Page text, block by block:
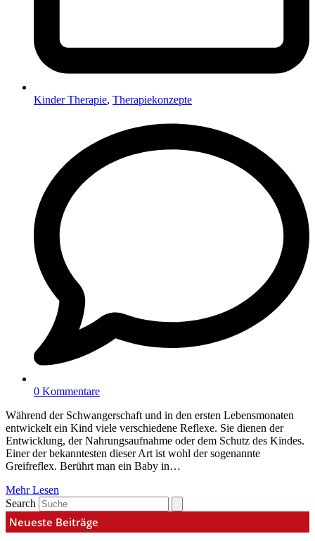
Kinder Therapie, Therapiekonzepte
0 Kommentare
Während der Schwangerschaft und in den ersten Lebensmonaten
entwickelt ein Kind viele verschiedene Reflexe. Sie dienen der
Entwicklung, der Nahrungsaufnahme oder dem Schutz des Kindes.
Einer der bekanntesten dieser Art ist wohl der sogenannte
Greifreflex. Berührt man ein Baby in…
Mehr Lesen
Search
Neueste Beiträge